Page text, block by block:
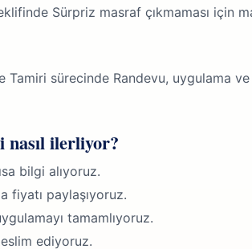
Sürpriz masraf çıkmaması için
Tamiri sürecinde Randevu, uygulama
nasıl ilerliyor?
bilgi alıyoruz.
fiyatı paylaşıyoruz.
tamamlıyoruz.
ediyoruz.